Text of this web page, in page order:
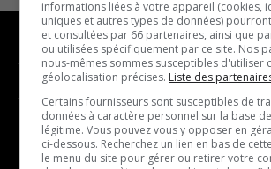
NOUVELLES
- Affaires municipales
- Communauté / Social
-
- Joué
informations liées à votre appareil (cookies,
uniques et autres types de données)
et consultées par 66 partenaires, ainsi que
ou utilisées spécifiquement par ce site. Nos
nous-mêmes sommes susceptibles d'utiliser
géolocalisation précises. Liste des
Certains fournisseurs sont susceptibles de
données à caractère personnel sur la base
légitime. Vous pouvez vous y opposer en
ci-dessous. Recherchez un lien en bas de
le menu du site pour gérer ou retirer votre